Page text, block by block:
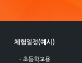
체험일정(예시)
- 초등학교용